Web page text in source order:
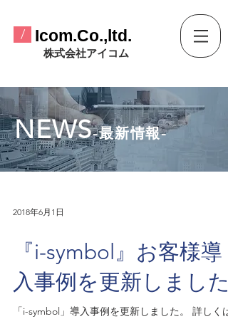
/ ​Icom.Co.,ltd.
​株式会社アイコム
​NEWS-最新情報-
2018年6月1日
『i-symbol』お客様導
入事例を更新しました
「i-symbol」導入事例を更新しました。 詳しくは